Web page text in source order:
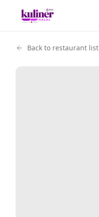
Back to restaurant list